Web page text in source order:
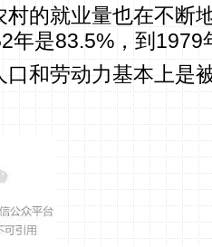
村的就业量也在不断
年是83.5%，到
和劳动力基本上是